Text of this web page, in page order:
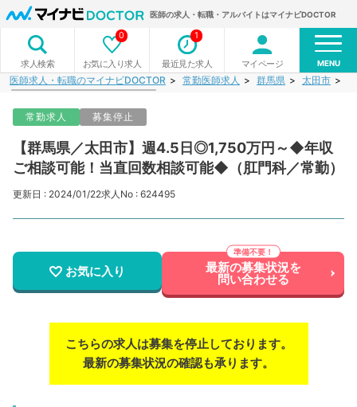
医師の求人・転職・アルバイトはマイナビDOCTOR
求人検索 お気に入り求人
0
最近見た求人
1
マイページ MENU
医師求人・転職のマイナビDOCTOR 常勤医師求人 群馬県 太田市
常勤求人 募集停止
【群馬県／太田市】週4.5日◎1,750万円～◆年収
ご相談可能！当直回数相談可能◆（肛門科／常勤）
更新日 : 2024/01/22求人No : 624495
お気に入り 最新の募集状況を
問い合わせる
こちらの求人は募集を停止しております。
最新の募集状況の確認も承ります。